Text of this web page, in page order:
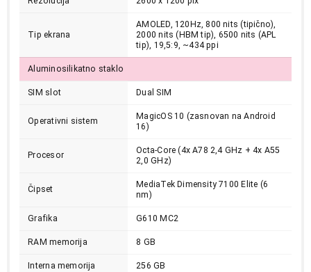
Tip ekrana
AMOLED, 120Hz, 800 nits (tipično),
2000 nits (HBM tip), 6500 nits (APL
tip), 19,5:9, ~434 ppi
Aluminosilikatno staklo
SIM slot Dual SIM
Operativni sistem
MagicOS 10 (zasnovan na Android
16)
Procesor
Octa-Core (4x A78 2,4 GHz + 4x A55
2,0 GHz)
Čipset
MediaTek Dimensity 7100 Elite (6
nm)
Grafika G610 MC2
RAM memorija 8 GB
Interna memorija 256 GB
MOBILNI TELEFONI